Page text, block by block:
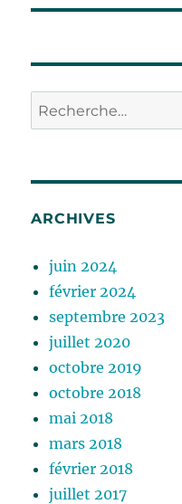
Recherche
pour :
ARCHIVES
juin 2024
février 2024
septembre 2023
juillet 2020
octobre 2019
octobre 2018
mai 2018
mars 2018
février 2018
juillet 2017